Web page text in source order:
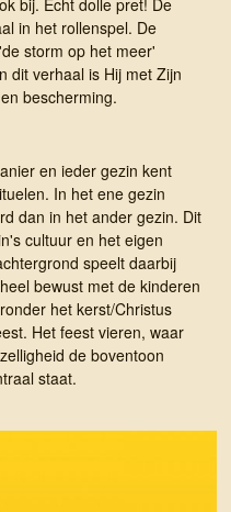
bij. Echt dolle pret! De
in het rollenspel. De
storm op het meer'
dit verhaal is Hij met Zijn
bescherming.
en ieder gezin kent
In het ene gezin
dan in het ander gezin. Dit
cultuur en het eigen
speelt daarbij
bewust met de kinderen
het kerst/Christus
Het feest vieren, waar
de boventoon
staat.